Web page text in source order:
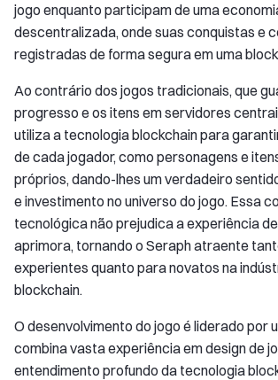
jogo enquanto participam de uma
descentralizada, onde suas conquistas e
registradas de forma segura em uma
Ao contrário dos jogos tradicionais, que
progresso e os itens em servidores
utiliza a tecnologia blockchain para
de cada jogador, como personagens e
próprios, dando-lhes um verdadeiro
e investimento no universo do jogo. Essa
tecnológica não prejudica a experiência
aprimora, tornando o Seraph atraente
experientes quanto para novatos na
blockchain.
O desenvolvimento do jogo é liderado por
combina vasta experiência em design de
entendimento profundo da tecnologia